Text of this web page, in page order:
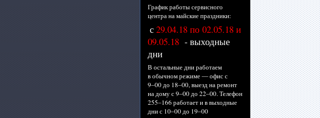
График работы сервисного
центрана майскиепраздники:
с 29.04.18 по 02.05.18 и
09.05.18 - выходные
дни
В остальные дни работаем
в обычномрежиме —офис с
9–00 до 18–00,выездна ремонт
на домус9–00 до 22–00.Телефон
255–166 работаетив выходные
дни с 10–00 до 19–00